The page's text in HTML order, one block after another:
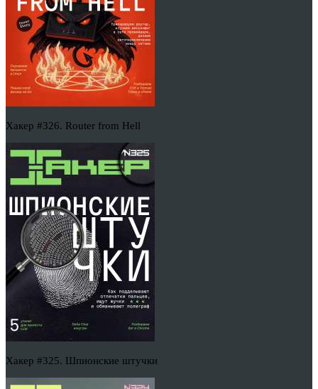
Хакер #326. Router from Hell
Хакер #325. Шпионские штучки